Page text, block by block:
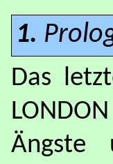
1.
Das
Ängste